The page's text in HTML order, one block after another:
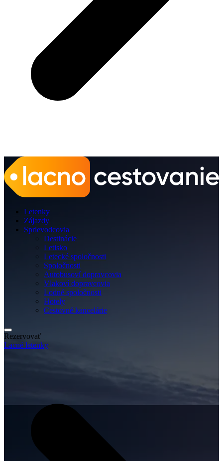
Letenky
Zájazdy
Sprievodcovia
Destinácie
Letisko
Letecké spoločnosti
Spoločnosti
Autobusoví dopravcovia
Vlakoví dopravcovia
Lodné spoločnosti
Hotely
Cestovné kancelárie
Rezervovať
Lacné letenky